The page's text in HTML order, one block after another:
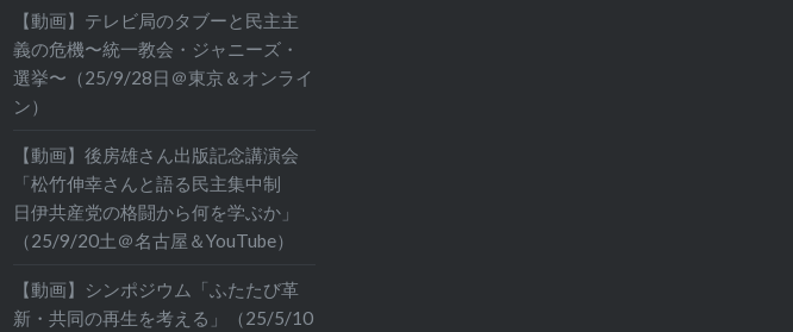
【動画】テレビ局のタブーと民主主
義の危機〜統一教会・ジャニーズ・
選挙〜（25/9/28日＠東京＆オンライ
ン）
【動画】後房雄さん出版記念講演会
「松竹伸幸さんと語る民主集中制
日伊共産党の格闘から何を学ぶか」
（25/9/20土＠名古屋＆YouTube）
【動画】シンポジウム「ふたたび革
新・共同の再生を考える」（25/5/10